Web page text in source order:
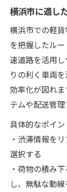
横浜市に適し
横浜市での軽
を把握したル
速道路を活用
りの利く車両
効率化が図れ
テムや配送管理
具体的なポイン
・渋滞情報を
選択する
・荷物の積み
し、無駄な動